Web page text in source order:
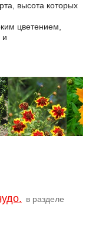
высота которых
цветением,
и
в разделе